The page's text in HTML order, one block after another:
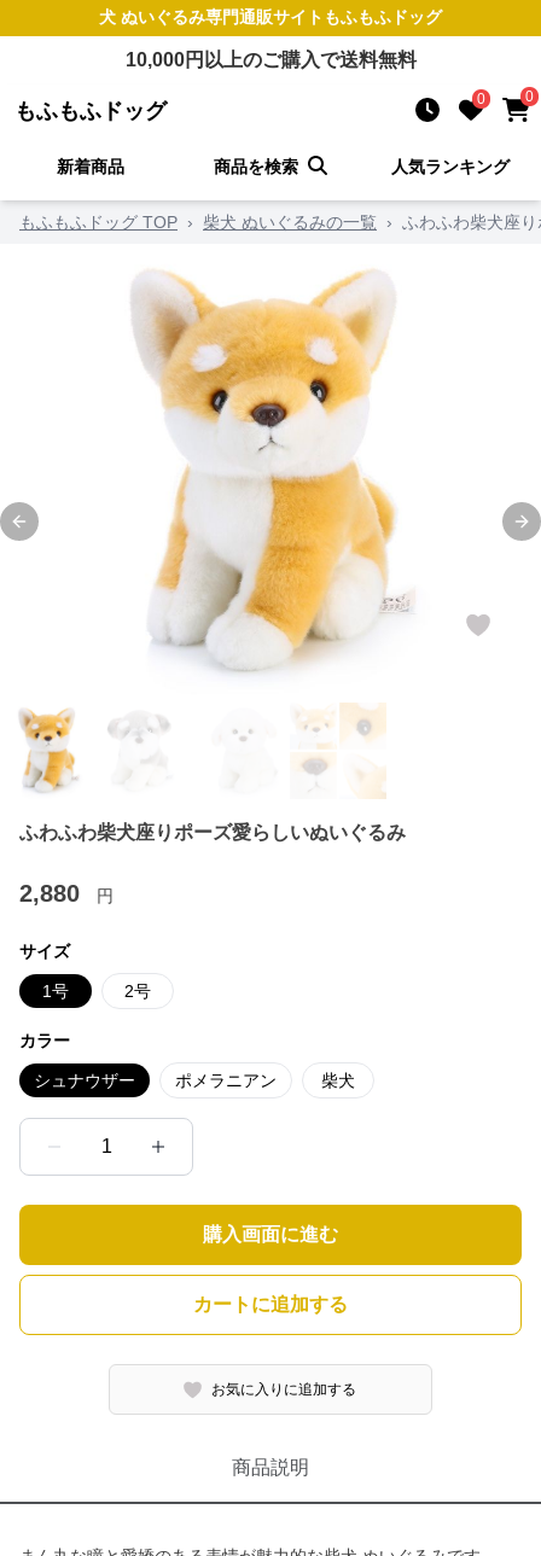
犬 ぬいぐるみ専門通販サイト もふもふドッグ
10,000円以上のご購入で送料無料
もふもふドッグ 0 0
新着商品 商品を検索 人気ランキング
もふもふドッグ TOP › 柴犬 ぬいぐるみの一覧 › ふわふわ柴犬座
Previous slide
ふわふわ柴犬座りポーズ愛らしいぬいぐるみ
2,880 円
サイズ
1号 2号
カラー
シュナウザー ポメラニアン 柴犬
1
購入画面に進む
カートに追加する
お気に入りに追加する
商品説明